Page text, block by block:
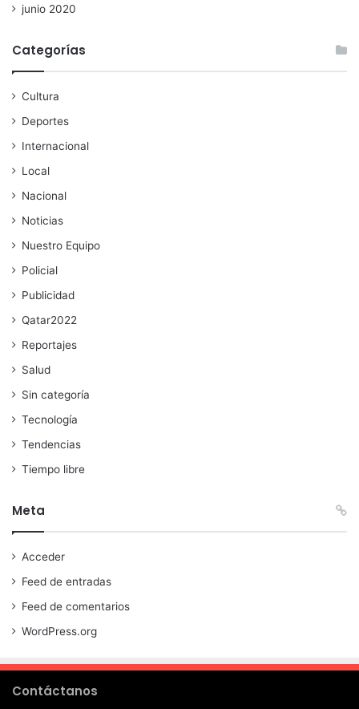
junio 2020
Categorías
Cultura
Deportes
Internacional
Local
Nacional
Noticias
Nuestro Equipo
Policial
Publicidad
Qatar2022
Reportajes
Salud
Sin categoría
Tecnología
Tendencias
Tiempo libre
Meta
Acceder
Feed de entradas
Feed de comentarios
WordPress.org
Contáctanos